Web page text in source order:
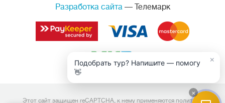
Разработка сайта— Телемарк
Этот сайт защищен reCAPTCHA, к нему применяются политика
×
Подобрать тур? Напишите — помогу
👋
×